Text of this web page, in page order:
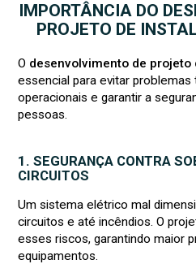
IMPORTÂNCIA DO
PROJETO DE
O desenvolvimento de
essencial para evitar
operacionais e garantir a
pessoas.
1. SEGURANÇA CONTRA
CIRCUITOS
Um sistema elétrico mal
circuitos e até incêndios. O
esses riscos, garantindo maior
equipamentos.